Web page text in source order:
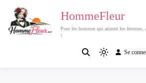
Passer
contenu
HommeFleur
Pour les hommes qui aiment les
!
Light
Se